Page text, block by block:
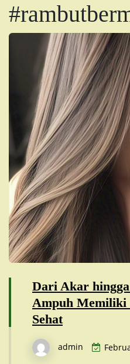
Dari Akar
Ampuh Memiliki
Sehat
admin